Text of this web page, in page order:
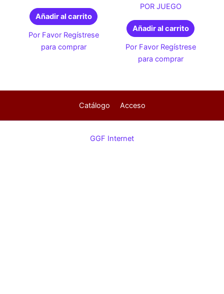
Añadir al carrito
Por Favor Regístrese
para comprar
POR JUEGO
Añadir al carrito
Por Favor Regístrese
para comprar
Catálogo Acceso
GGF Internet